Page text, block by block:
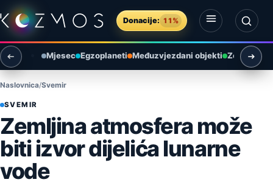
Preskoči na sadržaj
Donacije: 11%
Otvori izbornik
Otvori pretragu
Mjesec Egzoplaneti Međuzvjezdani objekti Zemlja i
Naslovnica Svemir
SVEMIR
Zemljina atmosfera može
biti izvor dijelića lunarne
vode